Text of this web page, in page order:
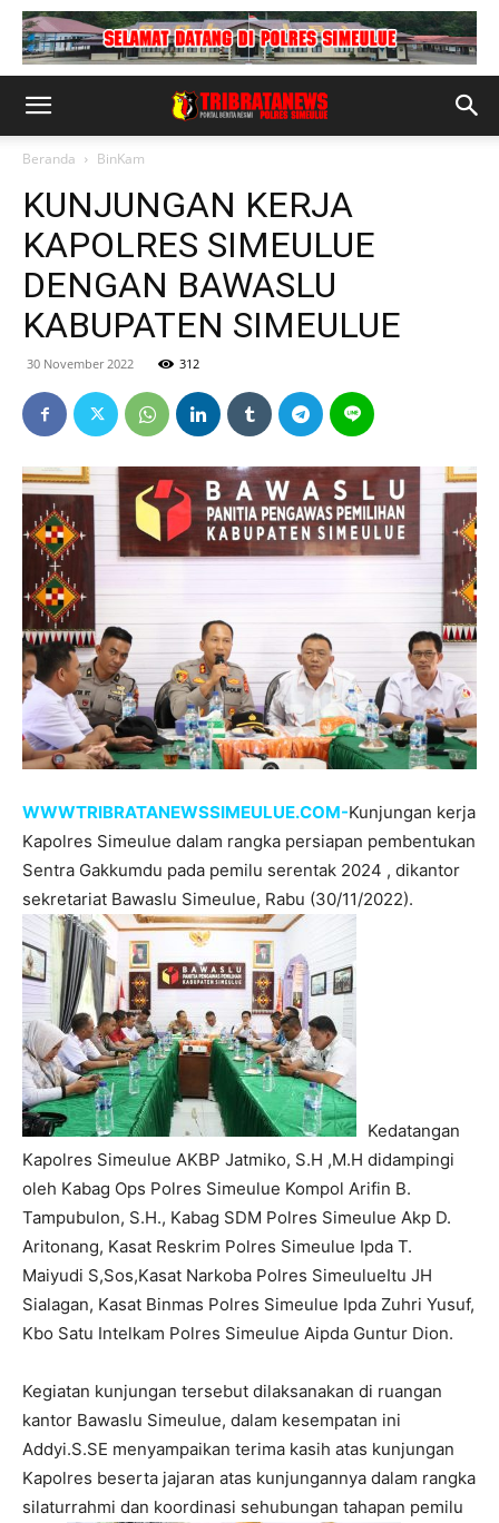
Beranda BinKam
KUNJUNGAN KERJA
KAPOLRES SIMEULUE
DENGAN BAWASLU
KABUPATEN SIMEULUE
30 November 2022 312
WWWTRIBRATANEWSSIMEULUE.COM-Kunjungan kerja
Kapolres Simeulue dalam rangka persiapan pembentukan
Sentra Gakkumdu pada pemilu serentak 2024 , dikantor
sekretariat Bawaslu Simeulue, Rabu (30/11/2022).
Kedatangan
Kapolres Simeulue AKBP Jatmiko, S.H ,M.H didampingi
oleh Kabag Ops Polres Simeulue Kompol Arifin B.
Tampubulon, S.H., Kabag SDM Polres Simeulue Akp D.
Aritonang, Kasat Reskrim Polres Simeulue Ipda T.
Maiyudi S,Sos,Kasat Narkoba Polres SimeulueItu JH
Sialagan, Kasat Binmas Polres Simeulue Ipda Zuhri Yusuf,
Kbo Satu Intelkam Polres Simeulue Aipda Guntur Dion.
Kegiatan kunjungan tersebut dilaksanakan di ruangan
kantor Bawaslu Simeulue, dalam kesempatan ini
Addyi.S.SE menyampaikan terima kasih atas kunjungan
Kapolres beserta jajaran atas kunjungannya dalam rangka
silaturrahmi dan koordinasi sehubungan tahapan pemilu